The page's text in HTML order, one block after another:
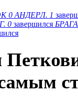
0 АНДЕРЛ. 1
0 завершился БРАГА
самым